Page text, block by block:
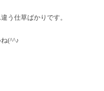
う仕草ばかりです。
(^^♪